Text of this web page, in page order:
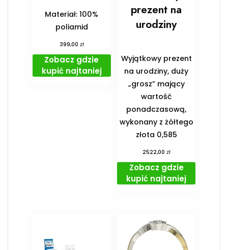
Materiał: 100%
poliamid
399,00 zł
Zobacz gdzie
kupić najtaniej
prezent na
urodziny
Wyjątkowy prezent
na urodziny, duży
„grosz” mający
wartość
ponadczasową,
wykonany z żółtego
złota 0,585
2522,00 zł
Zobacz gdzie
kupić najtaniej